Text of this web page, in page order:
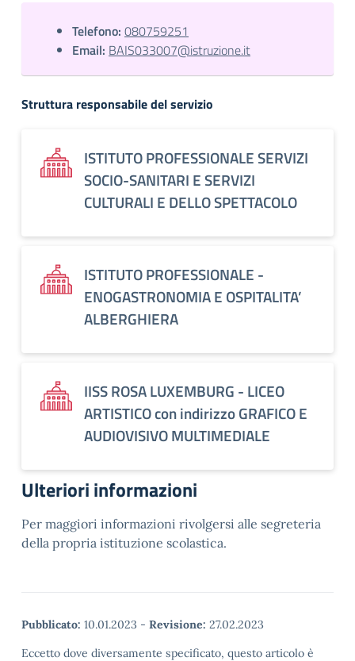
Telefono: 080759251
Email: BAIS033007@istruzione.it
Struttura responsabile del servizio
ISTITUTO PROFESSIONALE SERVIZI
SOCIO-SANITARI E SERVIZI
CULTURALI E DELLO SPETTACOLO
ISTITUTO PROFESSIONALE -
ENOGASTRONOMIA E OSPITALITA’
ALBERGHIERA
IISS ROSA LUXEMBURG - LICEO
ARTISTICO con indirizzo GRAFICO E
AUDIOVISIVO MULTIMEDIALE
Ulteriori informazioni
Per maggiori informazioni rivolgersi alle segreteria
della propria istituzione scolastica.
Pubblicato: 10.01.2023 - Revisione: 27.02.2023
Eccetto dove diversamente specificato, questo articolo è